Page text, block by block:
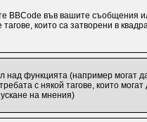
BBCode във вашите
които са затворени в
функцията (например
с някой тагове, които
на мнения)